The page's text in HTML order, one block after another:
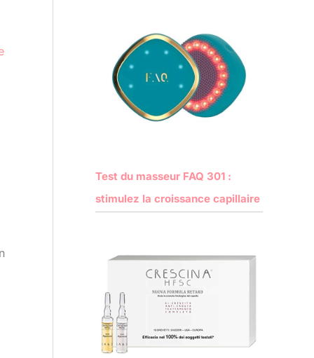
Test du masseur FAQ 301 :
stimulez la croissance capillaire